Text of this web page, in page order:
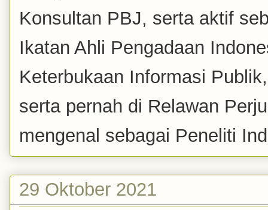
Konsultan PBJ, serta aktif
Ikatan Ahli Pengadaan
Keterbukaan Informasi
serta pernah di Relawan
mengenal sebagai Peneliti
29 Oktober 2021